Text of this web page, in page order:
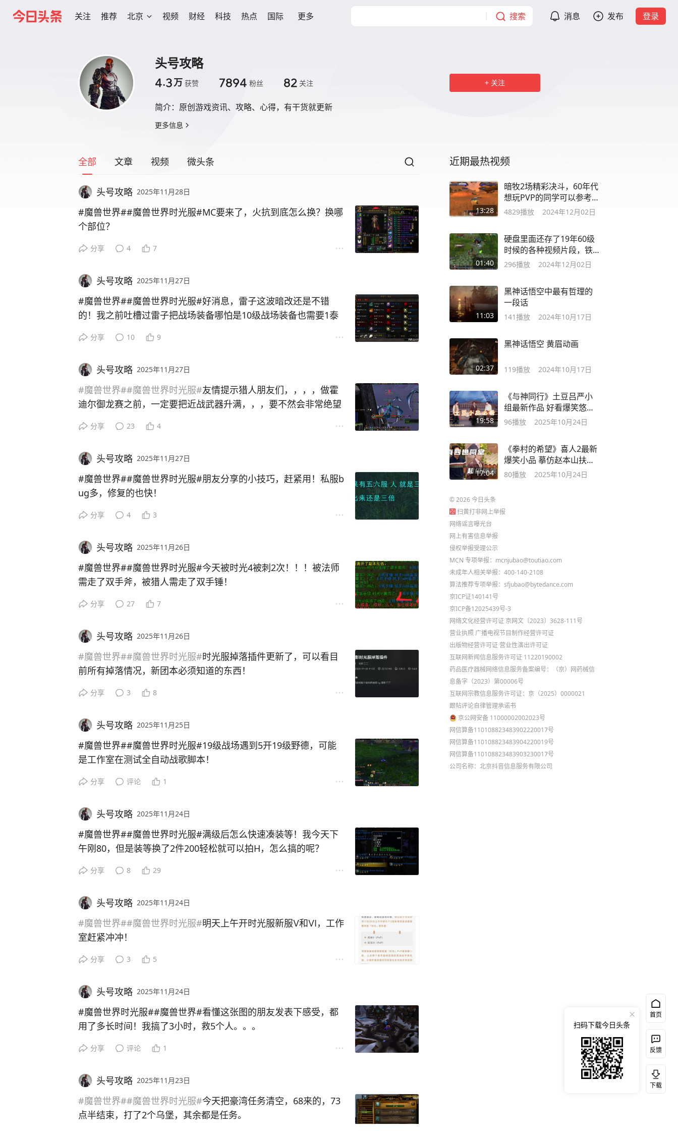
关注 推荐 北京 视频 财经 科技 热点 国际 更多 搜索 消息 发布 登录
头号攻略
4.3万 获赞 7894 粉丝 82 关注
简介： 原创游戏资讯、攻略、心得，有干货就更新
更多信息
关注
全部 文章 视频 微头条
头号攻略 2025年11月28日
#魔兽世界##魔兽世界时光服#MC要来了，火抗到底怎么换？换哪
个部位？
首先官方已经明确指出MC需要火抗，可以大大降低容错率，所以
T换披风+肩膀+腰带+鞋子，每个部位5灰烬，一共需要20灰烬，配
合骑士光环buff可以340火抗
其他玩家换披风+上面3选一部位即可，需要10灰烬，这样正好可以
可以免疫大螺丝的击飞，包括mc秒人小怪的火球，还有各种火焰
眩晕等，还有嘉顿的炸弹等等可以保证你死不掉！
分享 4 7
头号攻略 2025年11月27日
#魔兽世界##魔兽世界时光服#好消息，雷子这波暗改还是不错
的！我之前吐槽过雷子把战场装备哪怕是10级战场装备也需要1泰
烬，这就非常不合理，谁10级有泰坦灰烬。。。。
这次阿拉希节日，我来到阿拉希高地战场门口，看到战场装备已经
全部调整！变成了泰坦碎片兑换，这还相对合理。60碎片换一个50
+蓝色鞋子还是很有性价比，同理战歌门口应该都更新了！
皮法杖也才200碎片=20g，还是很超值的！
分享 10 9
头号攻略 2025年11月27日
#魔兽世界##魔兽世界时光服#友情提示猎人朋友们，，，，做霍
迪尔御龙赛之前，一定要把近战武器升满，，，要不然会非常绝望
一个，真是差点翻车。。。
在龙背上强制近战，也没有宝宝，只能自己对砍，我近战的猛禽一
击也没学高等级。。
千万要注意。。
分享 23 4
头号攻略 2025年11月27日
#魔兽世界##魔兽世界时光服#朋友分享的小技巧，赶紧用！私服b
ug多，修复的也快！
就是随机到5，6服的人就尽量还是一起拍，这样你也是3倍经验！
验！
千万别传播，自己悄悄用。
分享 4 3
头号攻略 2025年11月26日
#魔兽世界##魔兽世界时光服#今天被时光4被刺2次！！！被法师
需走了双手斧，被猎人需走了双手锤！
这几天总是刷到有人说时光四风气非常差，经常尾王全需！结果今
了，我都懵逼了。。惩戒骑急需要双手武器。。
一个是奥达曼尾王双手锤，被猎人需走秒退了。。。3g70y，毛到
些前面都是正常的，都是搞尾王偷袭，特别是出武器的时候。
你们遇到过吗？感觉是吉安娜那批人都去了时光四。。。
分享 27 7
头号攻略 2025年11月26日
#魔兽世界##魔兽世界时光服#时光服掉落插件更新了，可以看目
前所有掉落情况，新团本必须知道的东西！
从p1-p11都给你安排得明明白白！
蓝龙掉落的强者斗篷是物理毕业披风，魔棒是法系毕业！蓝龙还掉
落猎人的史诗弓的蓝龙肌腱！！！这个加MC的手杖就可以直接史
诗弓+史诗仗，祛除了猎人的任务。
从掉落看还有一样东西可能会成为盗贼工具人的专属！！！那就是
值钱，也不好获得，因为没人打世界boss。。。这玩意在乌龟服是
甲效果，如果特效不改的话，破甲贼+3件套就是专门的工作装！
装备看了一下，改动还是特别多的！譬如废品烈焰碎片，改成了回
大家可以下载慢慢看，大家觉得这波装备有没有喜欢的？一起截图
评论吧
分享 3 8
头号攻略 2025年11月25日
#魔兽世界##魔兽世界时光服#19级战场遇到5开19级野德，可能
是工作室在测试全自动战歌脚本！
5个人分布的非常均匀，开场是5个人排队，走到一个位置附近就会
奶和阻拦，看起来非常智能！都是时光4的，天赋什么都一样加的1
0点野性。
疼，可以用来批量测试外挂的实际效果，还有会不会被检测到等，
这样跑起来一晚上几十万碎片，1碎片=10银，很快就可以变现！
这种东西就是看雷子态度了，雷子如果加大处罚力度和监测力度肯
定就没了，如果和工作室一起搞（无数实践很多外挂都是内部人员
自己开发的），那时光服环境不到几个月肯定恶化的没法玩了。雷
于工作室来说，还是挂机战场=金=R，大家对此事怎么看？
分享 评论 1
头号攻略 2025年11月24日
#魔兽世界##魔兽世界时光服#满级后怎么快速凑装等！我今天下
午刚80，但是装等换了2件200轻松就可以拍H，怎么搞的呢？
先说简单可以直接拿的！
任务，给个187头+胸，解决2件。
2、龙眠声望尊敬就可以买187物理单手剑、防御披风、布甲法伤腰
带和板甲法伤护腕。（邪修版你能拿就先买撑装等，别管其他了）
3、斯坦索姆进本做任务，给个187手套。
指，最终给个175护腕，不到180不过白嫖不是。
其他需要声望的玩法
1、海象人崇拜给个187长柄+锤子+匕首，200鱼竿不知道算不算装
任务都做了，需要练级的时候注意路线。
2、盆地声望崇拜给个200饰品，这个很多人都刷到过了。
3、各自的远征军先遣军这些只要做2地图任务，基本都崇拜，可以
买武器，不过是166装等，不过这也属于白送。
分享 8 29
头号攻略 2025年11月24日
#魔兽世界##魔兽世界时光服#明天上午开时光服新服Ⅴ和Ⅵ，工作
室赶紧冲冲！
各种插件统计的魔兽人数并不多，号称25w承载量德超级服务器远
就在刚才，正在做任务的我突然提示断开连接，重新连接也不行，
只能大退再进就要排队5分钟。。。
雷子各种操作都很矛盾，看不懂
分享 3 5
头号攻略 2025年11月24日
#魔兽世界时光服##魔兽世界#看懂这张图的朋友发表下感受，都
用了多长时间！我搞了3小时，救5个人。。。
霍蒂尔德任务真是很无解，第一步需要打钥匙救5个人，可是这里
每个位面所有人都要来这里抢怪。。。
真是无奈！
分享 评论 1
头号攻略 2025年11月23日
#魔兽世界##魔兽世界时光服#今天把豪湾任务清空，68来的，73
点半结束，打了2个乌堡，其余都是任务。
近期最热视频
13:28
暗牧2场精彩决斗，60年代
想玩PVP的同学可以参考，
暗牧也是T0级别
4829播放 2024年12月02日
01:40
硬盘里面还存了19年60级
时候的各种视频片段，铁
血现在又来一遍
296播放 2024年12月02日
11:03
黑神话悟空中最有哲理的
一段话
141播放 2024年10月17日
02:37
黑神话悟空 黄眉动画
119播放 2024年10月17日
19:58
《与神同行》土豆吕严小
组最新作品 好看爆笑悠悠
意义不愧是土豆
96播放 2025年10月24日
17:04
《拳村的希望》喜人2最新
爆笑小品 摹仿赵本山扶不
扶 青出于蓝
80播放 2025年10月24日
©2026今日头条
扫黄打非网上举报
网络谣言曝光台
网上有害信息举报
侵权举报受理公示
MCN 专项举报：mcnjubao@toutiao.com
未成年人相关举报：400-140-2108
算法推荐专项举报：sfjubao@bytedance.com
京ICP证140141号
京ICP备12025439号-3
网络文化经营许可证 京网文〔2023〕3628-111号
营业执照 广播电视节目制作经营许可证
出版物经营许可证 营业性演出许可证
互联网新闻信息服务许可证 11220190002
药品医疗器械网络信息服务备案编号：（京）网药械信
息备字（2023）第00006号
互联网宗教信息服务许可证：京（2025）0000021
跟帖评论自律管理承诺书
京公网安备 11000002002023号
网信算备110108823483902220017号
网信算备110108823483904220019号
网信算备110108823483903230017号
公司名称：北京抖音信息服务有限公司
首页
反馈
下载
扫码下载今日头条